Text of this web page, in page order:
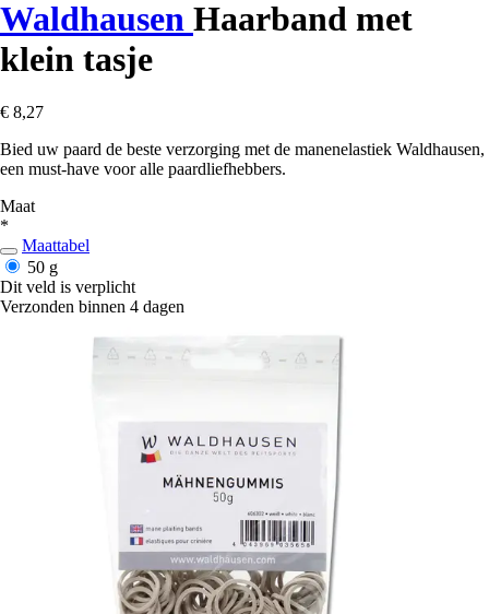
Waldhausen Haarband met
klein tasje
€ 8,27
Bied uw paard de beste verzorging met de manenelastiek Waldhausen,
een must-have voor alle paardliefhebbers.
Maat
*
Maattabel
50 g
Dit veld is verplicht
Verzonden binnen 4 dagen